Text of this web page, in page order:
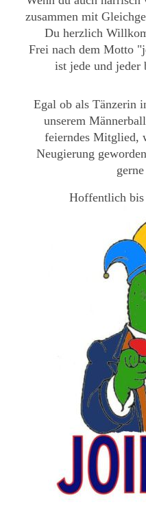
zusammen mit
Du herzlich
Frei nach dem Motto
ist jede und jeder
Egal ob als Tänzerin
unserem
feierndes Mitglied,
Neugierung
Hoffentlich